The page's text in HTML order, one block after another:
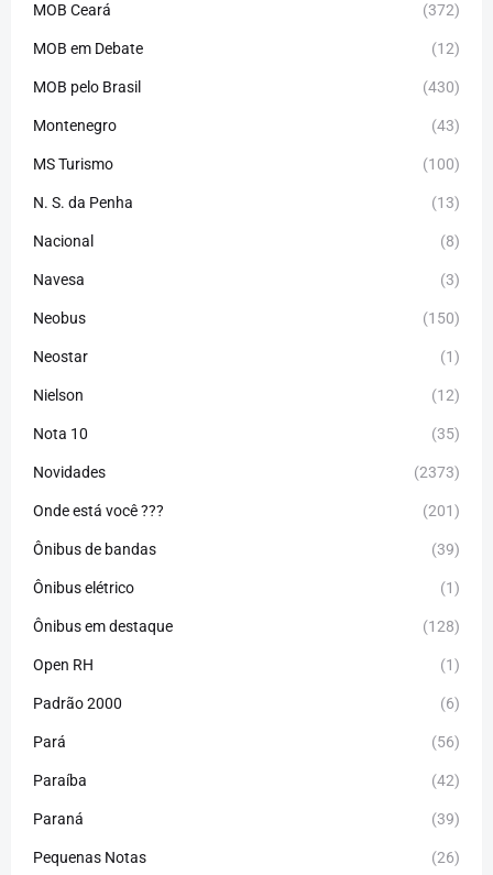
MOB Ceará (372)
MOB em Debate (12)
MOB pelo Brasil (430)
Montenegro (43)
MS Turismo (100)
N. S. da Penha (13)
Nacional (8)
Navesa (3)
Neobus (150)
Neostar (1)
Nielson (12)
Nota 10 (35)
Novidades (2373)
Onde está você ??? (201)
Ônibus de bandas (39)
Ônibus elétrico (1)
Ônibus em destaque (128)
Open RH (1)
Padrão 2000 (6)
Pará (56)
Paraíba (42)
Paraná (39)
Pequenas Notas (26)